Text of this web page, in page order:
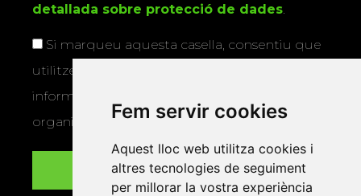
Fem servir cookies
Aquest lloc web utilitza cookies i
altres tecnologies de seguiment
per millorar la vostra experiència
detallada sobre protecció de dades.
Si marqueu aquesta casella, consentiu que
utilitzem les vostres dades per a enviar-vos
informació sobre els actes i activitats que
organitza la Xarxa Vives.